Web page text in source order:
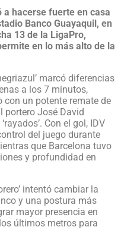
a hacerse fuerte en casa
Banco Guayaquil, en
13 de la LigaPro,
en lo más alto de la
marcó diferencias
a los 7 minutos,
con un potente remate de
portero José David
Con el gol, IDV
del juego durante
que Barcelona tuvo
y profundidad en
intentó cambiar la
y una postura más
mayor presencia en
últimos metros para